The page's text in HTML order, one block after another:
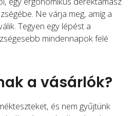
Ne várja meg, amíg a
Tegyen egy lépést a
mindennapok felé
a vásárlók?
és nem gyűjtünk